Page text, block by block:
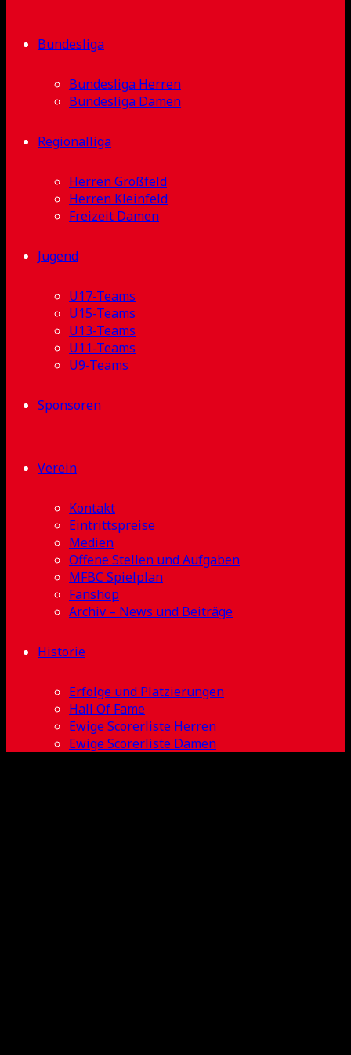
Bundesliga
Bundesliga Herren
Bundesliga Damen
Regionalliga
Herren Großfeld
Herren Kleinfeld
Freizeit Damen
Jugend
U17-Teams
U15-Teams
U13-Teams
U11-Teams
U9-Teams
Sponsoren
Verein
Kontakt
Eintrittspreise
Medien
Offene Stellen und Aufgaben
MFBC Spielplan
Fanshop
Archiv – News und Beiträge
Historie
Erfolge und Platzierungen
Hall Of Fame
Ewige Scorerliste Herren
Ewige Scorerliste Damen